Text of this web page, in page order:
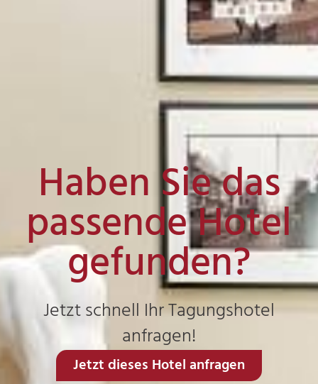
Haben Sie das
passende Hotel
gefunden?
Jetzt schnell Ihr Tagungshotel
anfragen!
Jetzt dieses Hotel anfragen